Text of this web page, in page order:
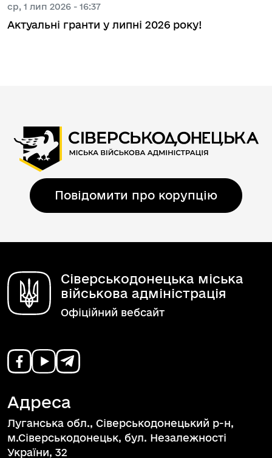
ср, 1 лип 2026 - 16:37
Актуальні гранти у липні 2026 року!
Повідомити про корупцію
Сіверськодонецька міська
військова адміністрація
Офіційний вебсайт
Адреса
Луганська обл., Сіверськодонецький р-н,
м.Сіверськодонецьк, бул. Незалежності
України, 32